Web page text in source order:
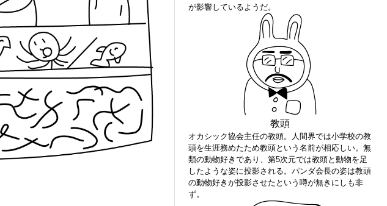
が影響しているようだ。
教頭
オカシック協会主任の教頭。人間界では小学校の教
頭を生涯務めたため教頭という名前が相応しい。無
類の動物好きであり、第5次元では教頭と動物を足
したような姿に投影される。パンダ会長の姿は教頭
の動物好きが投影させたという噂が無きにしも非
ず。